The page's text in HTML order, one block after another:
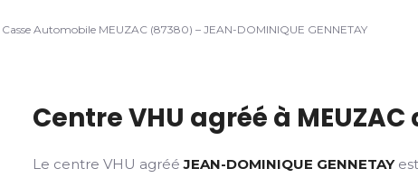
Casse Automobile MEUZAC (87380) – JEAN-DOMINIQUE GENNETAY
Centre VHU agréé à
Le centre VHU agrééJEAN-DOMINIQUE GENNETAY